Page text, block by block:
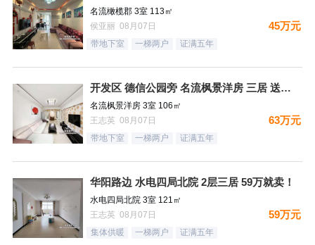
名流橄榄郡 3室 113㎡
侯亚丽 08月07日
45万元
带地下室 一梯两户 证满五年
开发区 德信公园旁 名流枫景洋房 三居 送地下室
名流枫景洋房 3室 106㎡
王志英 08月07日
63万元
带地下室 一梯两户 证满五年
华阳路边 水电四局北院 2层三居 59万就卖！
水电四局北院 3室 121㎡
王志英 08月07日
59万元
集体供暖 一梯两户 证满五年